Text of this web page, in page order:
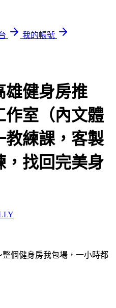
我的帳號
雄健身房推
作室（內文體
教練課，客製
，找回完美身
個健身房我包場，一小時都